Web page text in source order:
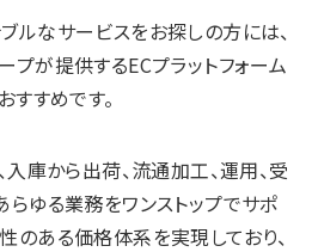
ルなサービスをお探しの方には、
が提供するECプラットフォーム
すすめです。
入庫から出荷、流通加工、運用、受
らゆる業務をワンストップでサポ
のある価格体系を実現しており、